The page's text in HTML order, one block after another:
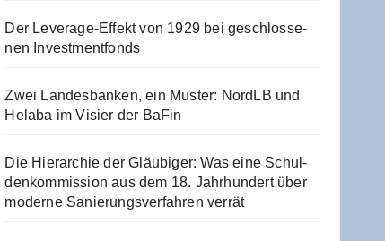
Der Levera­ge-Effekt von 1929 bei geschlos­se­
nen Investmentfonds
Zwei Lan­des­ban­ken, ein Mus­ter: NordLB und
Hela­ba im Visier der BaFin
Die Hier­ar­chie der Gläu­bi­ger: Was eine Schul­
den­kom­mis­si­on aus dem 18. Jahr­hun­dert über
moder­ne Sanie­rungs­ver­fah­ren verrät